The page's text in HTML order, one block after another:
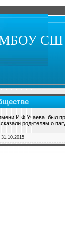
СШ
И.Ф.Учаева был
родителям о
31.10.2015